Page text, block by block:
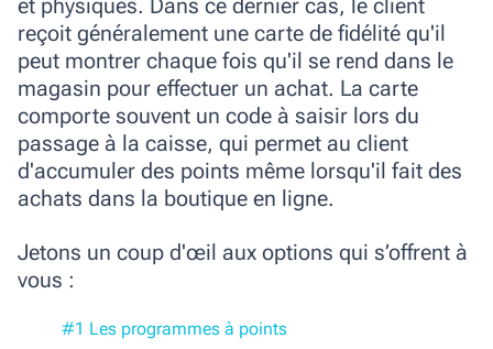
et physiques. Dans ce dernier cas, le client
reçoit généralement une carte de fidélité qu'il
peut montrer chaque fois qu'il se rend dans le
magasin pour effectuer un achat. La carte
comporte souvent un code à saisir lors du
passage à la caisse, qui permet au client
d'accumuler des points même lorsqu'il fait des
achats dans la boutique en ligne.
Jetons un coup d'œil aux options qui s’offrent à
vous :
#1 Les programmes à points